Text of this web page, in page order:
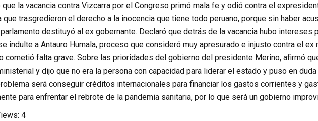
que la vacancia contra Vizcarra por el Congreso primó mala fe y odió contra el
que trasgredieron el derecho a la inocencia que tiene todo peruano, porque sin haber
destituyó al ex gobernante. Declaró que detrás de la vacancia hubo intereses
indulte a Antauro Humala, proceso que consideró muy apresurado e injusto contra el ex
cometió falta grave. Sobre las prioridades del gobierno del presidente Merino, afirmó
y dijo que no era la persona con capacidad para liderar el estado y puso en
será conseguir créditos internacionales para financiar los gastos corrientes y
para enfrentar el rebrote de la pandemia sanitaria, por lo que será un gobierno
4